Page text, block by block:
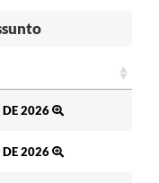
DE 2026
DE 2026